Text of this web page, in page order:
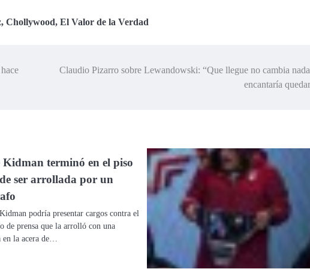
, Chollywood, El Valor de la Verdad
Claudio Pizarro sobre Lewandowski: “Que llegue no cambia
encantaría
Kidman terminó en el piso
ser arrollada por un
podría presentar cargos contra el
de prensa que la arrolló con una
la acera de…